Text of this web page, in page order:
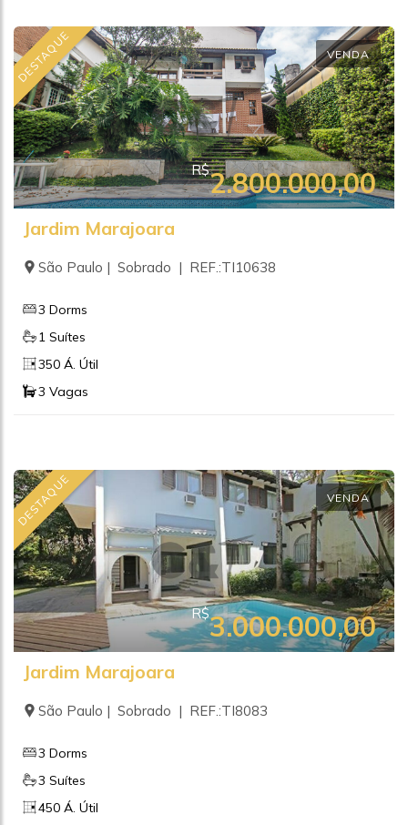
DESTAQUE VENDA
R$2.800.000,00
Jardim Marajoara
São Paulo | Sobrado | REF.:TI10638
3 Dorms
1 Suítes
350 Á. Útil
3 Vagas
DESTAQUE VENDA
R$3.000.000,00
Jardim Marajoara
São Paulo | Sobrado | REF.:TI8083
3 Dorms
3 Suítes
450 Á. Útil